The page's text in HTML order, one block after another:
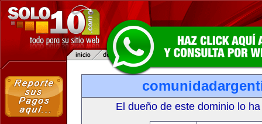
El dueño de este dominio lo